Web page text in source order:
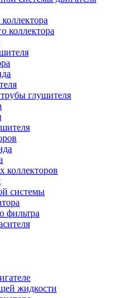
коллектора
глушителя
коллекторов
системы
фильтра
жидкости